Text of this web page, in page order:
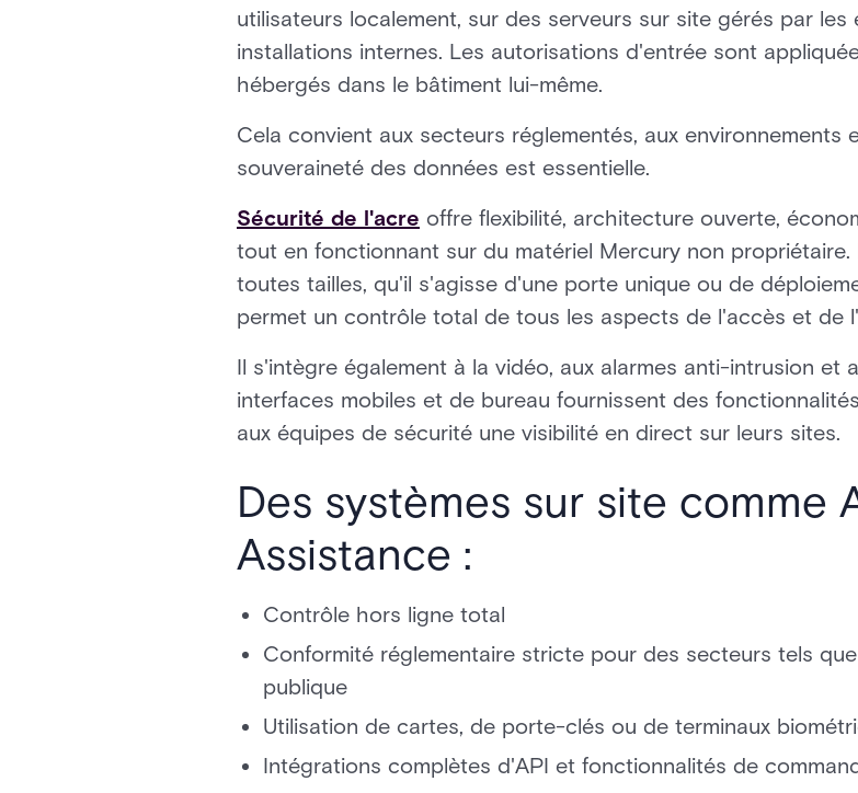
utilisateurs localement, sur des serveurs sur site gérés par
installations internes. Les autorisations d'entrée sont
hébergés dans le bâtiment lui-même.
Cela convient aux secteurs réglementés, aux environnements
souveraineté des données est essentielle.
Sécurité de l'acre offre flexibilité, architecture ouverte,
tout en fonctionnant sur du matériel Mercury non
toutes tailles, qu'il s'agisse d'une porte unique ou de
permet un contrôle total de tous les aspects de l'accès et de
Il s'intègre également à la vidéo, aux alarmes anti-intrusion et
interfaces mobiles et de bureau fournissent des
aux équipes de sécurité une visibilité en direct sur leurs sites.
Des systèmes sur site comme
Assistance :
Contrôle hors ligne total
Conformité réglementaire stricte pour des secteurs tels
publique
Utilisation de cartes, de porte-clés ou de terminaux
Intégrations complètes d'API et fonctionnalités de